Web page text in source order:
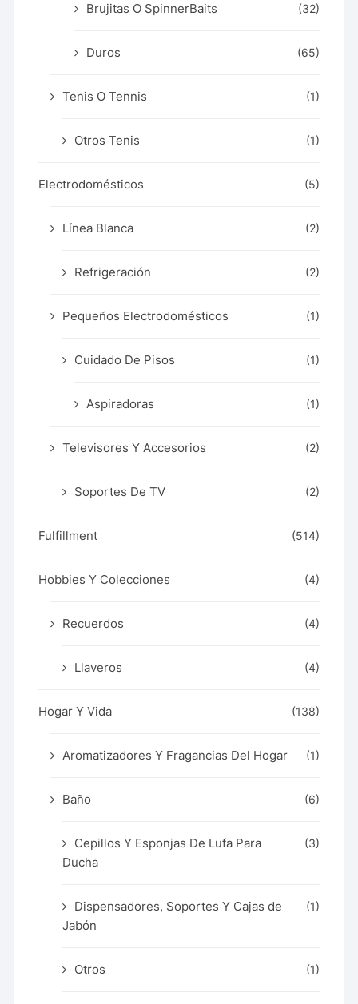
Brujitas O SpinnerBaits (32)
Duros (65)
Tenis O Tennis (1)
Otros Tenis (1)
Electrodomésticos (5)
Línea Blanca (2)
Refrigeración (2)
Pequeños Electrodomésticos (1)
Cuidado De Pisos (1)
Aspiradoras (1)
Televisores Y Accesorios (2)
Soportes De TV (2)
Fulfillment (514)
Hobbies Y Colecciones (4)
Recuerdos (4)
Llaveros (4)
Hogar Y Vida (138)
Aromatizadores Y Fragancias Del Hogar (1)
Baño (6)
Cepillos Y Esponjas De Lufa Para
Ducha
(3)
Dispensadores, Soportes Y Cajas de
Jabón
(1)
Otros (1)